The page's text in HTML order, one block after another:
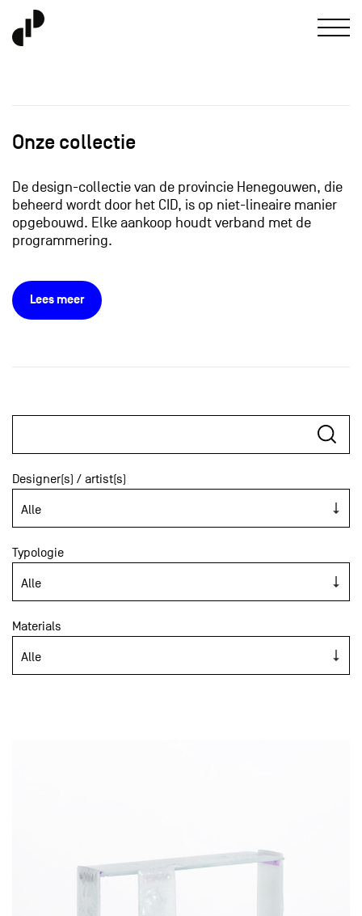
Onze collectie
De design-collectie van de provincie Henegouwen, die
beheerd wordt door het CID, is op niet-lineaire manier
opgebouwd. Elke aankoop houdt verband met de
programmering.
Lees meer
Designer(s) / artist(s)
Typologie
Materials